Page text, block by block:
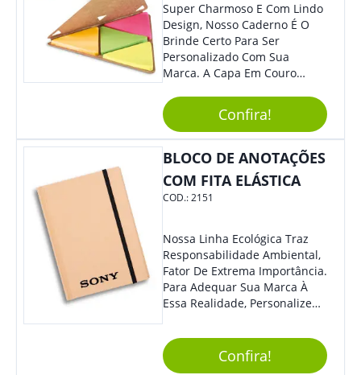
Super Charmoso E Com Lindo
Design, Nosso Caderno É O
Brinde Certo Para Ser
Personalizado Com Sua
Marca. A Capa Em Couro
Elástico Permite Maior
Segurança Ao Carregá-Lo.
Ofereça A Seus Clientes E
Colaboradores, Sem Dúvidas
Confira!
BLOCO DE ANOTAÇÕES
COM FITA ELÁSTICA
COD.:2151
Nossa Linha Ecológica Traz
Responsabilidade Ambiental,
Fator De Extrema Importância.
Para Adequar Sua Marca À
Essa Realidade, Personalize
Anotações Com Post-It E
Caneta. Elaborado A Partir De
Material Reciclado, O Brinde
Confira!